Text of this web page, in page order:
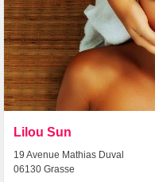
Lilou Sun
19 Avenue Mathias Duval
06130 Grasse